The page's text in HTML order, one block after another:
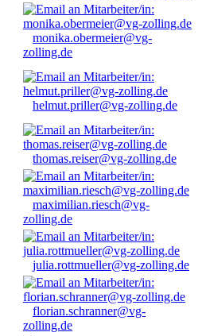
monika.obermeier@vg-
zolling.de
helmut.priller@vg-zolling.de
thomas.reiser@vg-zolling.de
maximilian.riesch@vg-
zolling.de
julia.rottmueller@vg-zolling.de
florian.schranner@vg-
zolling.de